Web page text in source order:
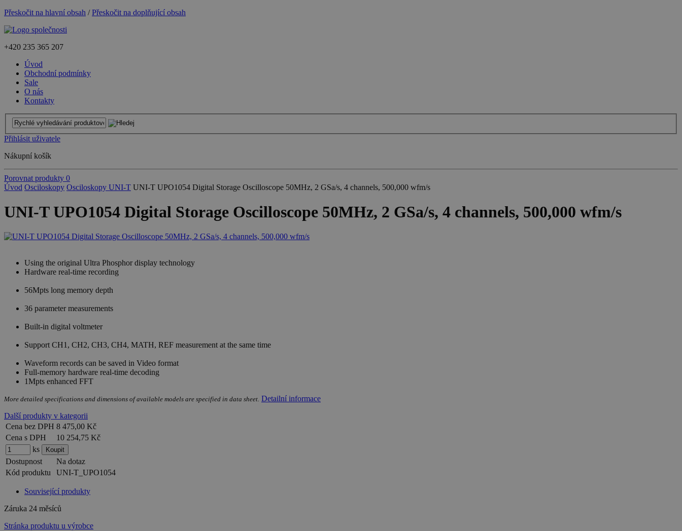
Přeskočit na hlavní obsah /Přeskočit na doplňující obsah
+420 235 365 207
Úvod
Obchodní podmínky
Sale
O nás
Kontakty
Přihlásit uživatele
Nákupní košík
Porovnat produkty 0
Úvod Osciloskopy Osciloskopy UNI-T UNI-T UPO1054 Digital Storage Oscilloscope 50MHz, 2 GSa/s, 4 channels, 500,000 wfm/s
UNI-T UPO1054 Digital Storage Oscilloscope 50MHz, 2 GSa/s, 4 channels, 500,000 wfm/s
Using the original Ultra Phosphor display technology
Hardware real-time recording
56Mpts long memory depth
36 parameter measurements
Built-in digital voltmeter
Support CH1, CH2, CH3, CH4, MATH, REF measurement at the same time
Waveform records can be saved in Video format
Full-memory hardware real-time decoding
1Mpts enhanced FFT
More detailed specifications and dimensions of available models are specified in data sheet. Detailní informace
Další produkty v kategorii
Cena bez DPH 8 475,00 Kč
Cena s DPH
10 254,75 Kč
ks
Dostupnost
Na dotaz
Kód produktu
UNI-T_UPO1054
Související produkty
Záruka 24 měsíců
Stránka produktu u výrobce